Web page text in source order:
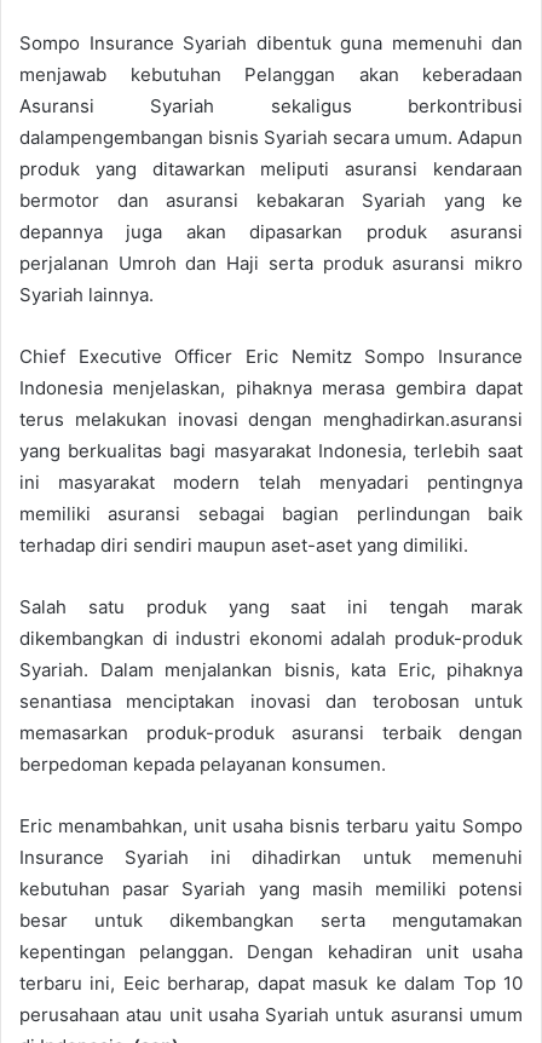
Sompo Insurance Syariah dibentuk guna memenuhi dan
menjawab kebutuhan Pelanggan akan keberadaan
Asuransi Syariah sekaligus berkontribusi
dalampengembangan bisnis Syariah secara umum. Adapun
produk yang ditawarkan meliputi asuransi kendaraan
bermotor dan asuransi kebakaran Syariah yang ke
depannya juga akan dipasarkan produk asuransi
perjalanan Umroh dan Haji serta produk asuransi mikro
Syariah lainnya.
Chief Executive Officer Eric Nemitz Sompo Insurance
Indonesia menjelaskan, pihaknya merasa gembira dapat
terus melakukan inovasi dengan menghadirkan.asuransi
yang berkualitas bagi masyarakat Indonesia, terlebih saat
ini masyarakat modern telah menyadari pentingnya
memiliki asuransi sebagai bagian perlindungan baik
terhadap diri sendiri maupun aset-aset yang dimiliki.
Salah satu produk yang saat ini tengah marak
dikembangkan di industri ekonomi adalah produk-produk
Syariah. Dalam menjalankan bisnis, kata Eric, pihaknya
senantiasa menciptakan inovasi dan terobosan untuk
memasarkan produk-produk asuransi terbaik dengan
berpedoman kepada pelayanan konsumen.
Eric menambahkan, unit usaha bisnis terbaru yaitu Sompo
Insurance Syariah ini dihadirkan untuk memenuhi
kebutuhan pasar Syariah yang masih memiliki potensi
besar untuk dikembangkan serta mengutamakan
kepentingan pelanggan. Dengan kehadiran unit usaha
terbaru ini, Eeic berharap, dapat masuk ke dalam Top 10
perusahaan atau unit usaha Syariah untuk asuransi umum